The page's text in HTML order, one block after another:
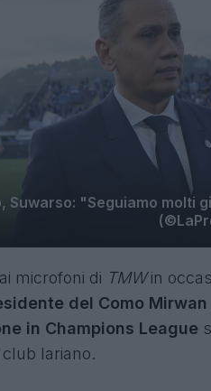
Suwarso: "Seguiamo molti
microfoni di TMWin
del Como
in Champions League
lariano.